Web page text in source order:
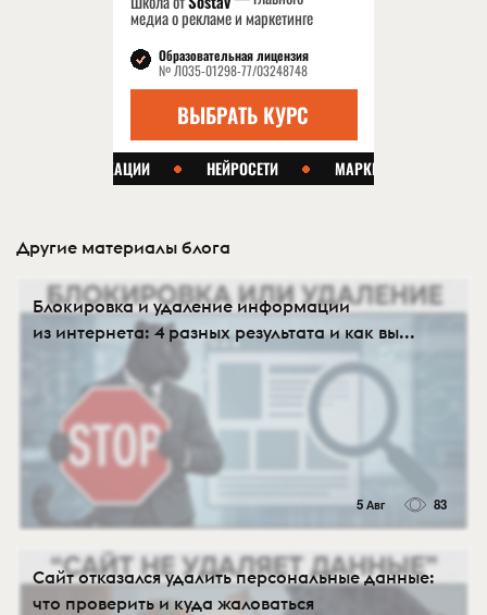
Другие материалы блога
Блокировка и удаление информации
из интернета: 4 разных результата и как вы...
5 Авг 83
Сайт отказался удалить персональные данные:
что проверить и куда жаловаться